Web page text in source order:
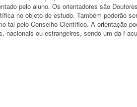
pelo aluno. Os orientadores são
no objeto de estudo. Também poderão
tal pelo Conselho Científico. A orientação
nacionais ou estrangeiros, sendo um da